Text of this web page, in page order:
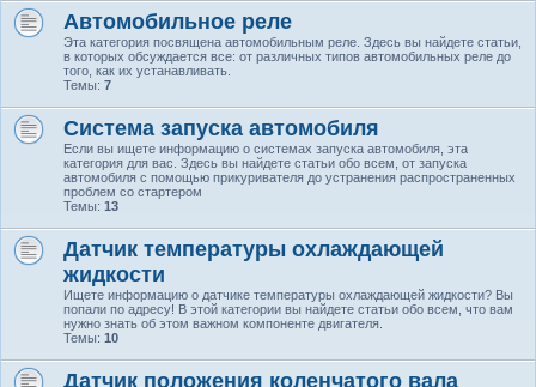
Автомобильное реле
Эта категория посвящена автомобильным реле. Здесь вы найдете статьи,
в которых обсуждается все: от различных типов автомобильных реле до
того, как их устанавливать.
Темы: 7
Система запуска автомобиля
Если вы ищете информацию о системах запуска автомобиля, эта
категория для вас. Здесь вы найдете статьи обо всем, от запуска
автомобиля с помощью прикуривателя до устранения распространенных
проблем со стартером
Темы: 13
Датчик температуры охлаждающей
жидкости
Ищете информацию о датчике температуры охлаждающей жидкости? Вы
попали по адресу! В этой категории вы найдете статьи обо всем, что вам
нужно знать об этом важном компоненте двигателя.
Темы: 10
Датчик положения коленчатого вала